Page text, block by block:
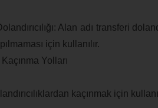
Alan adı transferi
için kullanılır.
Kaçınma Yolları
kaçınmak için